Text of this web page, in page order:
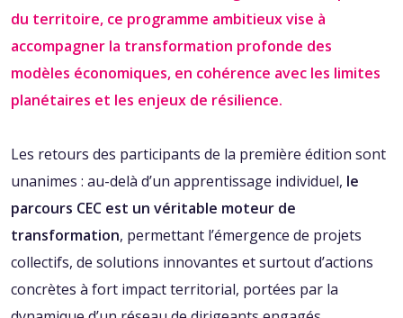
du territoire‭, ‬ce programme ambitieux vise à
accompagner la transformation profonde des
modèles économiques‭, ‬en cohérence avec les limites
planétaires et les enjeux de résilience‭. ‬
Les retours des participants de la première édition sont
unanimes‭ : ‬au-delà d’un apprentissage individuel‭, ‬ le
parcours CEC est un véritable moteur de
transformation‭, ‬permettant l’émergence de projets
collectifs‭, ‬de solutions innovantes et surtout d’actions
concrètes à fort impact territorial‭, ‬portées par la